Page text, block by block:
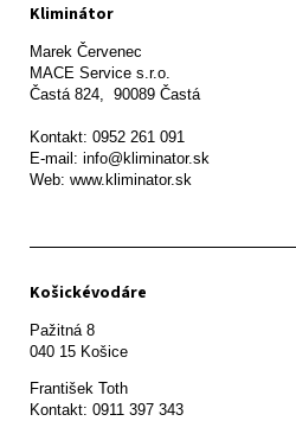
Kliminátor
Marek Červenec
MACE Service s.r.o.
Častá 824,  90089 Častá
Kontakt: 0952 261 091
E-mail: info@kliminator.sk
Web: www.kliminator.sk
Košickévodáre
Pažitná 8
František Toth
Kontakt: 0911 397 343